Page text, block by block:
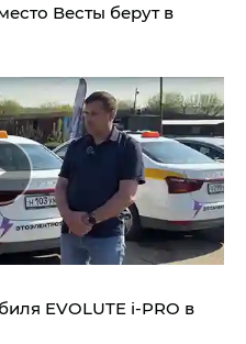
Весты берут в
EVOLUTE i‑PRO в